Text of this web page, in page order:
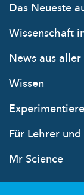
Das Neueste
Wissenschaft
News aus
Wissen
Für Lehrer
Mr Science